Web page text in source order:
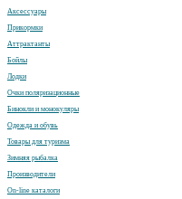
Аксессуары
Прикормки
Аттрактанты
Бойлы
Лодки
Очки поляризационные
Бинокли и монокуляры
Одежда и обувь
Товары для туризма
Зимняя рыбалка
Производители
On-line каталоги